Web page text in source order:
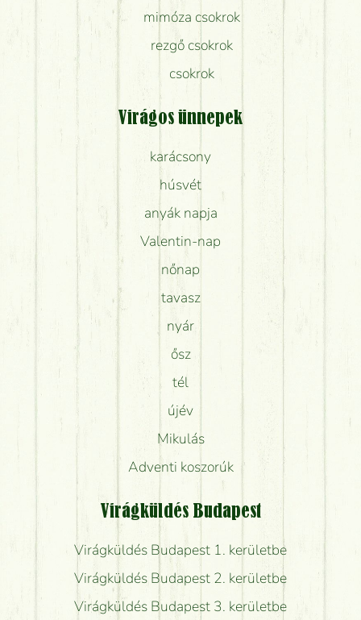
mimóza csokrok
rezgő csokrok
csokrok
Virágos ünnepek
karácsony
húsvét
anyák napja
Valentin-nap
nőnap
tavasz
nyár
ősz
tél
újév
Mikulás
Adventi koszorúk
Virágküldés Budapest
Virágküldés Budapest 1. kerületbe
Virágküldés Budapest 2. kerületbe
Virágküldés Budapest 3. kerületbe